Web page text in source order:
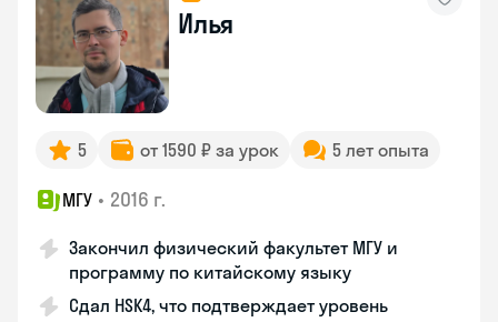
Илья
5 от 1590 ₽ за урок 5 лет опыта
МГУ • 2016 г.
Закончил физический факультет МГУ и
программу по китайскому языку
Сдал HSK4, что подтверждает уровень